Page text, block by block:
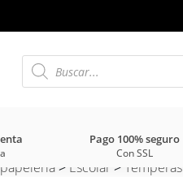
Pago 100% seguro
Con SSL
> Escolar > Temperas